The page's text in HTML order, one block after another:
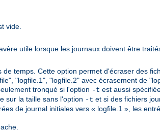
vide.
utile lorsque les journaux doivent être
temps. Cette option permet d'écraser des
"logfile.1", "logfile.2" avec écrasement de
tronqué si l'option -t est aussi
sur la taille sans l'option -t et si des fichiers
de journal initiales vers « logfile.1 », les